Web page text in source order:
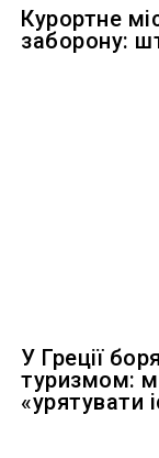
Курортне
заборону:
У Греції
туризмом:
«урятувати